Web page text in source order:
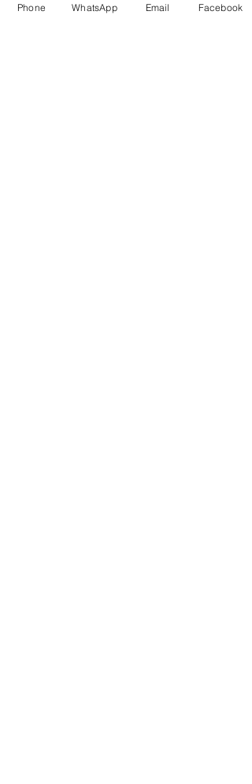
Phone WhatsApp Email Facebook